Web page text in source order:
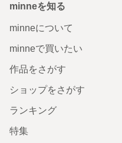
minneを知る
minneについて
minneで買いたい
作品をさがす
ショップをさがす
ランキング
特集